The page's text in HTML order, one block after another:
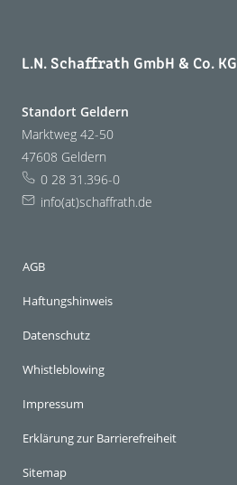
L.N. Schaffrath GmbH & Co. KG
Standort Geldern
Marktweg 42-50
47608 Geldern
0 28 31.396-0
info(at)schaffrath.de
AGB
Haftungshinweis
Datenschutz
Whistleblowing
Impressum
Erklärung zur Barrierefreiheit
Sitemap